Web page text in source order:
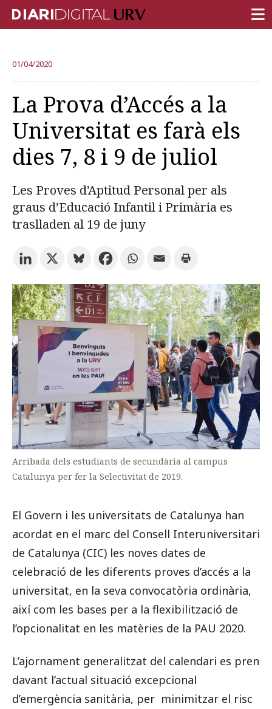
RECERCA
DOCÈNCIA
INSTITUCIÓ
VIDA AL CAMPUS
REPORTATGES
Més categories
Prova la cerca avançada
Subscriu-te als butlletins de la URV Agenda
CATALÀ ESPAÑOL ENGLISH
01/04/2020
La Prova d’Accés a la
Universitat es farà els
dies 7, 8 i 9 de juliol
Les Proves d'Aptitud Personal per als
graus d’Educació Infantil i Primària es
traslladen al 19 de juny
Arribada dels estudiants de secundària al campus
Catalunya per fer la Selectivitat de 2019.
El Govern i les universitats de Catalunya han
acordat en el marc del Consell Interuniversitari
de Catalunya (CIC) les noves dates de
celebració de les diferents proves d’accés a la
universitat, en la seva convocatòria ordinària,
així com les bases per a la flexibilització de
l’opcionalitat en les matèries de la PAU 2020.
L’ajornament generalitzat del calendari es pren
davant l’actual situació excepcional
d’emergència sanitària, per minimitzar el risc